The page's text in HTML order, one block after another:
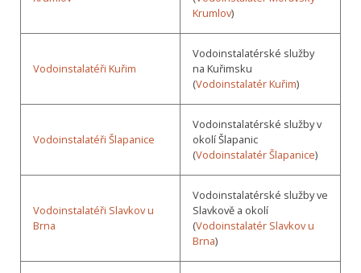
Krumlov)
Vodoinstalatéři Kuřim
Vodoinstalatérské služby
na Kuřimsku
(Vodoinstalatér Kuřim)
Vodoinstalatéři Šlapanice
Vodoinstalatérské služby v
okolí Šlapanic
(Vodoinstalatér Šlapanice)
Vodoinstalatéři Slavkov u
Brna
Vodoinstalatérské služby ve
Slavkově a okolí
(Vodoinstalatér Slavkov u
Brna)